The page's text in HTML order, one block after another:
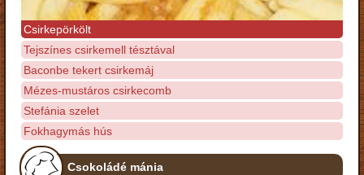
Csirkepörkölt
Tejszínes csirkemell tésztával
Baconbe tekert csirkemáj
Mézes-mustáros csirkecomb
Stefánia szelet
Fokhagymás hús
Csokoládé mánia